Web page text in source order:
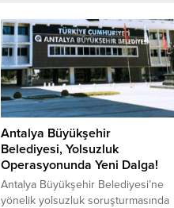
Antalya Büyükşehir
Belediyesi, Yolsuzluk
Operasyonunda Yeni Dalga!
Antalya Büyükşehir Belediyesi’ne
yönelik yolsuzluk soruşturmasında